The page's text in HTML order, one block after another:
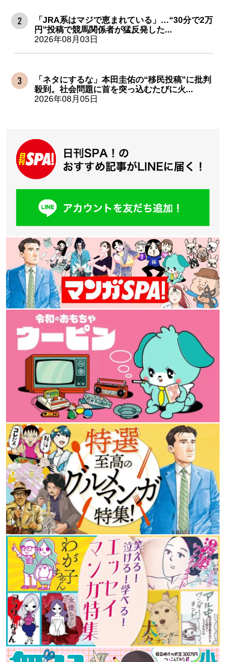
「JRA系はマジで恵まれている」…“30分で2万
円”投稿で競馬関係者が猛反発した...
2026年08月03日
「ネタにするな」本田圭佑の“移民投稿”に批判
殺到。社会問題に首を突っ込むたびに火...
2026年08月05日